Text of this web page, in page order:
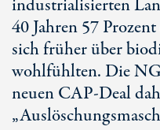
industrialisierten
40 Jahren 57
sich früher über
wohlfühlten. Die
neuen CAP-Deal